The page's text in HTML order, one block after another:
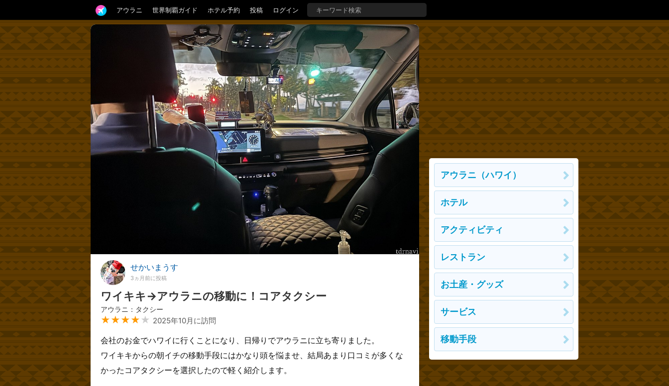
アウラニ 世界制覇ガイド ホテル予約 投稿 ログイン
せかいまうす
3ヵ月前に投稿
ワイキキ→アウラニの移動に！コアタクシー
アウラニ：タクシー
★★★★ ★ 2025年10月に訪問
会社のお金でハワイに行くことになり、日帰りでアウラニに立ち寄りました。
ワイキキからの朝イチの移動手段にはかなり頭を悩ませ、結局あまり口コミが多くな
かったコアタクシーを選択したので軽く紹介します。
アウラニ（ハワイ）
ホテル
アクティビティ
レストラン
お土産・グッズ
サービス
移動手段